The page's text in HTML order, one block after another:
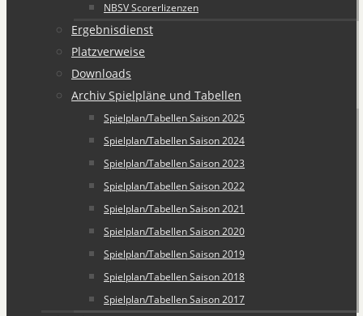
NBSV Scorerlizenzen
Ergebnisdienst
Platzverweise
Downloads
Archiv Spielpläne und Tabellen
Spielplan/Tabellen Saison 2025
Spielplan/Tabellen Saison 2024
Spielplan/Tabellen Saison 2023
Spielplan/Tabellen Saison 2022
Spielplan/Tabellen Saison 2021
Spielplan/Tabellen Saison 2020
Spielplan/Tabellen Saison 2019
Spielplan/Tabellen Saison 2018
Spielplan/Tabellen Saison 2017